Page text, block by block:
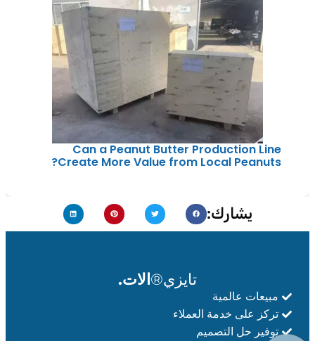
Can a Peanut Butter Production Line
Create More Value from Local Peanuts?
يشارك:
تايزي® الات.
مبيعات عالمية
تركز على خدمة العملاء
توفير حل التصميم